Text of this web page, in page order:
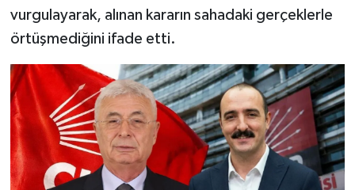
vurgulayarak, alınan kararın sahadaki gerçeklerle
örtüşmediğini ifade etti.